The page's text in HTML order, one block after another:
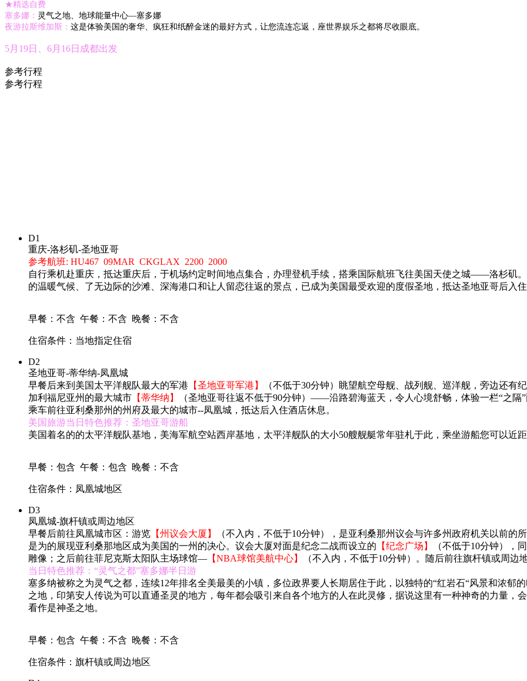
★精选自费
塞多娜： 灵气之地、地球能量中心—塞多娜
夜游拉斯维加斯： 这是体验美国的奢华、疯狂和纸醉金迷的最好方式，让您流连忘返，座世界娱乐之都将尽收眼底。
5月19日、6月16日成都出发
参考行程
参考行程
D1
重庆-洛杉矶-圣地亚哥
参考航班: HU467 09MAR CKGLAX 2200 2000
自行乘机赴重庆，抵达重庆后，于机场约定时间地点集合，办理登机手续，搭乘国际航班飞往美国天使之城——洛杉矶
的温暖气候、了无边际的沙滩、深海港口和让人留恋往返的景点，已成为美国最受欢迎的度假圣地，抵达圣地亚哥后入住
早餐：不含 午餐：不含 晚餐：不含
住宿条件：当地指定住宿
D2
圣地亚哥-蒂华纳-凤凰城
早餐后来到美国太平洋舰队最大的军港 【圣地亚哥军港】
（不低于30分钟）眺望航空母舰、战列舰、巡洋舰，旁边还
加利福尼亚州的最大城市 【蒂华纳】
（圣地亚哥往返不低于90分钟）——沿路碧海蓝天，令人心境舒畅，体验一栏“之
乘车前往亚利桑那州的州府及最大的城市--凤凰城，抵达后入住酒店休息。
美国旅游当日特色推荐：圣地亚哥游船
美国着名的的太平洋舰队基地，美海军航空站西岸基地，太平洋舰队的大小50艘舰艇常年驻札于此，乘坐游船您可以近距
早餐：包含 午餐：包含 晚餐：不含
住宿条件：凤凰城地区
D3
凤凰城-旗杆镇或周边地区
早餐后前往凤凰城市区：游览 【州议会大厦】
（不入内，不低于10分钟），是亚利桑那州议会与许多州政府机关以前
是为的展现亚利桑那地区成为美国的一州的决心。议会大厦对面是纪念二战而设立的 【纪念广场】
（不低于10分钟）
雕像；之后前往菲尼克斯太阳队主场球馆— 【NBA球馆美航中心】
（不入内，不低于10分钟）。随后前往旗杆镇或周边
当日特色推荐：“灵气之都”塞多娜半日游
塞多纳被称之为灵气之都，连续12年排名全美最美的小镇，多位政界要人长期居住于此，以独特的“红岩石“风景和浓郁
之地，印第安人传说为可以直通圣灵的地方，每年都会吸引来自各个地方的人在此灵修，据说这里有一种神奇的力量，
看作是神圣之地。
早餐：包含 午餐：不含 晚餐：不含
住宿条件：旗杆镇或周边地区